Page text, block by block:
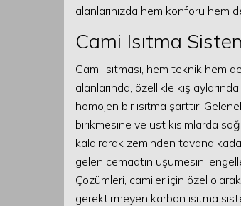
alanlarınızda hem konforu hem
Cami Isıtma
Cami ısıtması, hem teknik hem
alanlarında, özellikle kış
homojen bir ısıtma şarttır.
birikmesine ve üst kısımlarda
kaldırarak zeminden tavana
gelen cemaatin üşümesini
Çözümleri, camiler için özel
gerektirmeyen karbon ısıtma